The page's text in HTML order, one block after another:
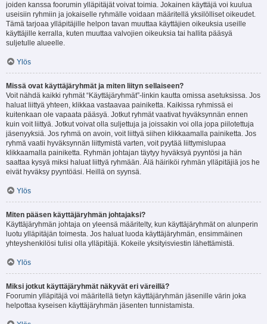
joiden kanssa foorumin ylläpitäjät voivat toimia. Jokainen käyttäjä voi kuulua
useisiin ryhmiin ja jokaiselle ryhmälle voidaan määritellä yksilölliset oikeudet.
Tämä tarjoaa ylläpitäjille helpon tavan muuttaa käyttäjien oikeuksia useille
käyttäjille kerralla, kuten muuttaa valvojien oikeuksia tai hallita pääsyä
suljetulle alueelle.
Ylös
Missä ovat käyttäjäryhmät ja miten liityn sellaiseen?
Voit nähdä kaikki ryhmät “Käyttäjäryhmät”-linkin kautta omissa asetuksissa. Jos
haluat liittyä yhteen, klikkaa vastaavaa painiketta. Kaikissa ryhmissä ei
kuitenkaan ole vapaata pääsyä. Jotkut ryhmät vaativat hyväksynnän ennen
kuin voit liittyä. Jotkut voivat olla suljettuja ja joissakin voi olla jopa piilotettuja
jäsenyyksiä. Jos ryhmä on avoin, voit liittyä siihen klikkaamalla painiketta. Jos
ryhmä vaatii hyväksynnän liittymistä varten, voit pyytää liittymislupaa
klikkaamalla painiketta. Ryhmän johtajan täytyy hyväksyä pyyntösi ja hän
saattaa kysyä miksi haluat liittyä ryhmään. Älä häiriköi ryhmän ylläpitäjiä jos he
eivät hyväksy pyyntöäsi. Heillä on syynsä.
Ylös
Miten pääsen käyttäjäryhmän johtajaksi?
Käyttäjäryhmän johtaja on yleensä määritelty, kun käyttäjäryhmät on alunperin
luotu ylläpitäjän toimesta. Jos haluat luoda käyttäjäryhmän, ensimmäinen
yhteyshenkilösi tulisi olla ylläpitäjä. Kokeile yksityisviestin lähettämistä.
Ylös
Miksi jotkut käyttäjäryhmät näkyvät eri väreillä?
Foorumin ylläpitäjä voi määritellä tietyn käyttäjäryhmän jäsenille värin joka
helpottaa kyseisen käyttäjäryhmän jäsenten tunnistamista.